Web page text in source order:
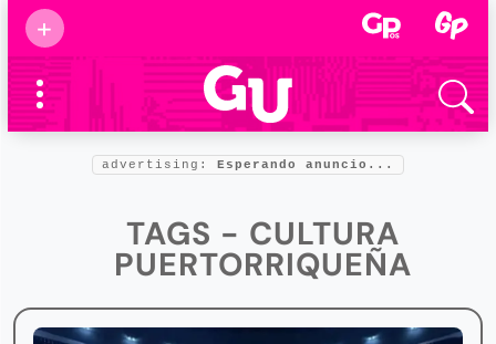
+
Supermamás
2025
Marcas de
confianza
Foro salud
advertising: Esperando anuncio...
TAGS - CULTURA
PUERTORRIQUEÑA